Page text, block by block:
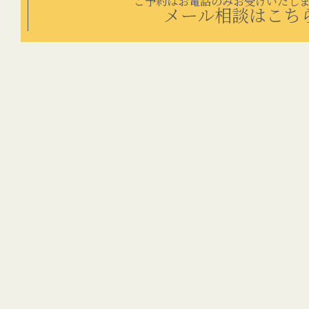
メール相談はこち